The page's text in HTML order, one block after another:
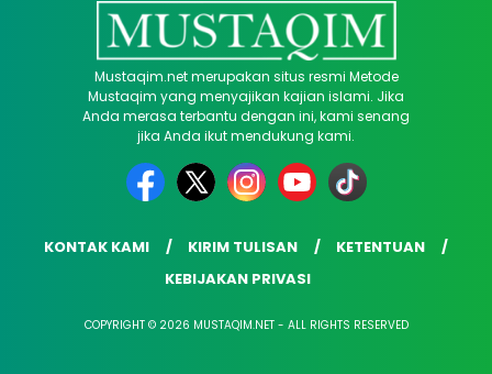
Mustaqim.net merupakan situs resmi Metode
Mustaqim yang menyajikan kajian islami. Jika
Anda merasa terbantu dengan ini, kami senang
jika Anda ikut mendukung kami.
KONTAK KAMI KIRIM TULISAN
KETENTUAN
KEBIJAKAN PRIVASI
COPYRIGHT © 2026 MUSTAQIM.NET - ALL RIGHTS RESERVED